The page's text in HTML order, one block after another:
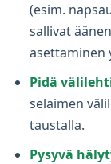
(esim.
sallivat
asettaminen
Pidä
selaimen
taustalla.
Pysyvä